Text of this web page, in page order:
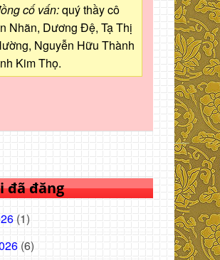
cố vấn:quý thầy cô
Nhãn, Dương Đệ, Tạ Thị
Nguyễn Hữu Thành
Kim Thọ.
đã đăng
(1)
(6)